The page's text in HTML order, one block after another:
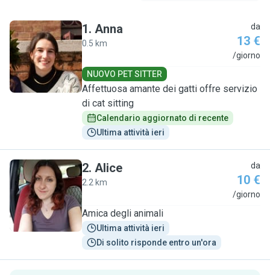
A
1. Anna
0.5 km
da
13 €
/giorno
NUOVO PET SITTER
Affettuosa amante dei gatti offre servizio
di cat sitting
Calendario aggiornato di recente
Ultima attività ieri
A
2. Alice
2.2 km
da
10 €
/giorno
Amica degli animali
Ultima attività ieri
Di solito risponde entro un'ora